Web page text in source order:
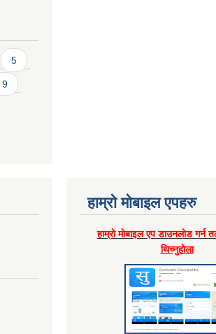
5
9
हाम्राे माेबाइल एपहरु
हाम्राे माेबाइल एप डाउनलाेड गर्न
थिच्नुहाेला